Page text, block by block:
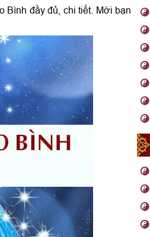
Bình đầy đủ, chi tiết. Mời bạn